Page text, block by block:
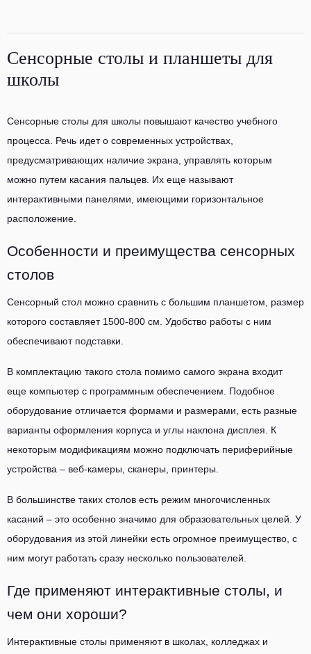
Сенсорные столы и планшеты для
школы
Сенсорные столы для школы повышают качество учебного
процесса. Речь идет о современных устройствах,
предусматривающих наличие экрана, управлять которым
можно путем касания пальцев. Их еще называют
интерактивными панелями, имеющими горизонтальное
расположение.
Особенности и преимущества сенсорных
столов
Сенсорный стол можно сравнить с большим планшетом, размер
которого составляет 1500-800 см. Удобство работы с ним
обеспечивают подставки.
В комплектацию такого стола помимо самого экрана входит
еще компьютер с программным обеспечением. Подобное
оборудование отличается формами и размерами, есть разные
варианты оформления корпуса и углы наклона дисплея. К
некоторым модификациям можно подключать периферийные
устройства – веб-камеры, сканеры, принтеры.
В большинстве таких столов есть режим многочисленных
касаний – это особенно значимо для образовательных целей. У
оборудования из этой линейки есть огромное преимущество, с
ним могут работать сразу несколько пользователей.
Где применяют интерактивные столы, и
чем они хороши?
Интерактивные столы применяют в школах, колледжах и